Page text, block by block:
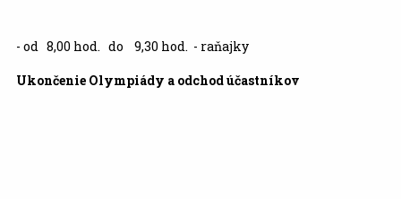
- od 8,00 hod. do 9,30 hod. - raňajky
Ukončenie Olympiády a odchod účastníkov